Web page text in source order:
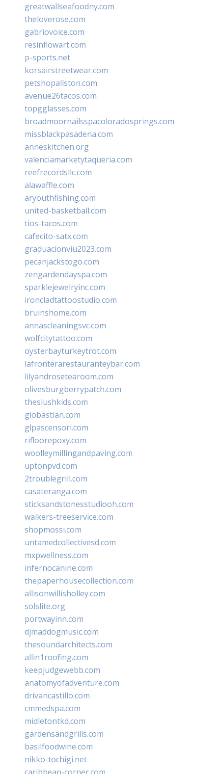
greatwallseafoodny.com
theloverose.com
gabriovoice.com
resinflowart.com
p-sports.net
korsairstreetwear.com
petshopallston.com
avenue26tacos.com
topgglasses.com
broadmoornailsspacoloradosprings.com
missblackpasadena.com
anneskitchen.org
valenciamarketytaqueria.com
reefrecordsllc.com
alawaffle.com
aryouthfishing.com
united-basketball.com
tios-tacos.com
cafecito-satx.com
graduacionviu2023.com
pecanjackstogo.com
zengardendayspa.com
sparklejewelryinc.com
ironcladtattoostudio.com
bruinshome.com
annascleaningsvc.com
wolfcitytattoo.com
oysterbayturkeytrot.com
lafronterarestauranteybar.com
lilyandrosetearoom.com
olivesburgberrypatch.com
theslushkids.com
giobastian.com
glpascensori.com
rifloorepoxy.com
woolleymillingandpaving.com
uptonpvd.com
2troublegrill.com
casateranga.com
sticksandstonesstudiooh.com
walkers-treeservice.com
shopmossi.com
untamedcollectivesd.com
mxpwellness.com
infernocanine.com
thepaperhousecollection.com
allisonwillisholley.com
solslite.org
portwayinn.com
djmaddogmusic.com
thesoundarchitects.com
allin1roofing.com
keepjudgewebb.com
anatomyofadventure.com
drivancastillo.com
cmmedspa.com
midletontkd.com
gardensandgrills.com
basilfoodwine.com
nikko-tochigi.net